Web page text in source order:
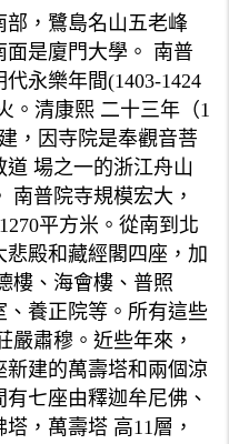
部，鷺島名山五老峰
面是廈門大學。 南普
永樂年間(1403-1424
。清康熙 二十三年（1
，因寺院是奉觀音菩
場之一的浙江舟山
南普院寺規模宏大，
平方米。從南到北
殿和藏經閣四座，加
樓、海會樓、普照
養正院等。所有這些
嚴肅穆。近些年來，
建的萬壽塔和兩個涼
七座由釋迦牟尼佛、
，萬壽塔 高11層，